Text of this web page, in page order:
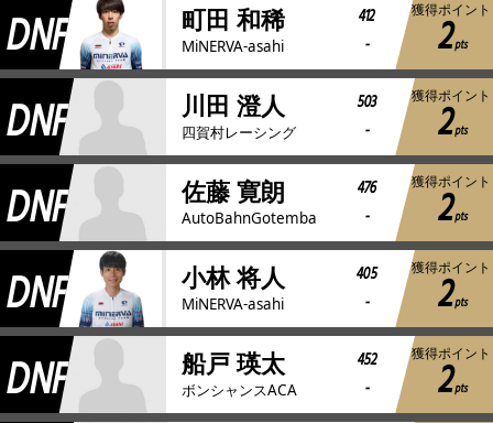
DNF 町田 和稀
MiNERVA-asahi
412
-
獲得ポイント
2pts
DNF 川田 澄人
四賀村レーシング
503
-
獲得ポイント
2pts
DNF 佐藤 寛朗
AutoBahnGotemba
476
-
獲得ポイント
2pts
DNF 小林 将人
MiNERVA-asahi
405
-
獲得ポイント
2pts
DNF 船戸 瑛太
ボンシャンスACA
452
-
獲得ポイント
2pts